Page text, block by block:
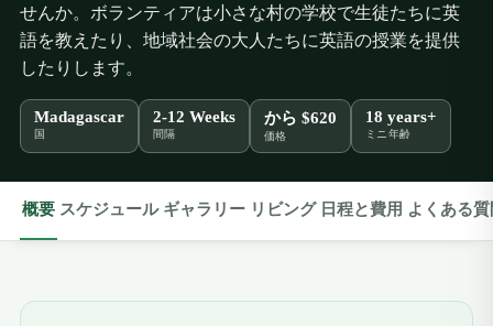
せんか。ボランティアは小さな村の学校で生徒たちに英
語を教えたり、地域社会の大人たちに英語の授業を提供
したりします。
Madagascar
国
2-12 Weeks
間隔
から $620
価格
18 years+
ミニ年齢
概要 スケジュール ギャラリー リビング 日程と費用 よくある質